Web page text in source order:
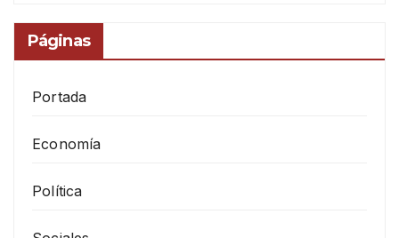
Páginas
Portada
Economía
Política